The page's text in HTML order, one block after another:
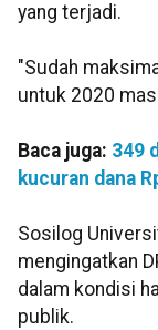
yang terjadi.
"Sudah
untuk 2020
Baca juga: 349
kucuran dana
Sosilog
mengingatkan
dalam kondisi
publik.